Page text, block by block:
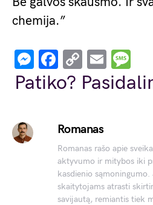
chemija.”
Messenger
Facebook
Copy
Link
Email
Patiko?
Romanas
Romanas rašo apie
aktyvumo ir mitybos iki
kasdienio
skaitytojams atrasti
savijautą, remiantis tiek